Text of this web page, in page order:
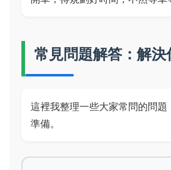
常見問題解答：解決
這裡我整理一些大家常問的問題
準備。